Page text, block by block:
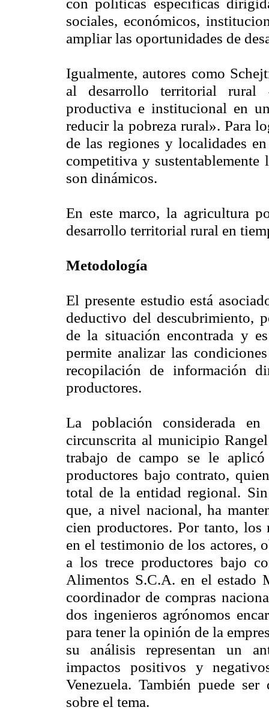
sociales, económicos,
ampliar las oportunidades de
Igualmente, autores como
al desarrollo
territorial rural
productiva e institucional en
reducir la pobreza rural». Para
de las regiones y localidades
competitiva y
son dinámicos.
En este marco, la agricultura
desarrollo territorial rural en
Metodología
El presente estudio está
deductivo del descubrimiento,
de la situación encontrada y
permite analizar las
recopilación de información
productores.
La población considerada
circunscrita al municipio
trabajo de campo se le
productores bajo contrato,
total de la entidad regional.
que, a nivel nacional, ha
cien productores. Por tanto, los
en el testimonio de los actores,
a los trece productores bajo
Alimentos S.C.A. en el estado
coordinador de compras
dos ingenieros agrónomos
para tener la opinión de la
su análisis representan
un
impactos positivos y
Venezuela. También puede
sobre el tema.